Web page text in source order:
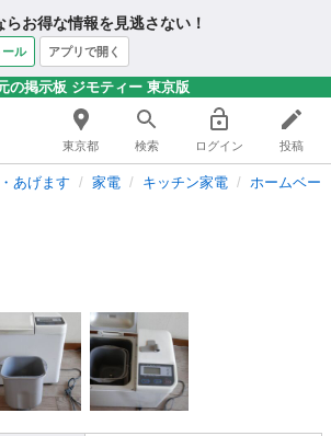
らお得な情報を見逃さない！
ール アプリで開く
の掲示板 ジモティー 東京版
東京都 検索 ログイン 投稿
あげます 家電 キッチン家電 ホームベー